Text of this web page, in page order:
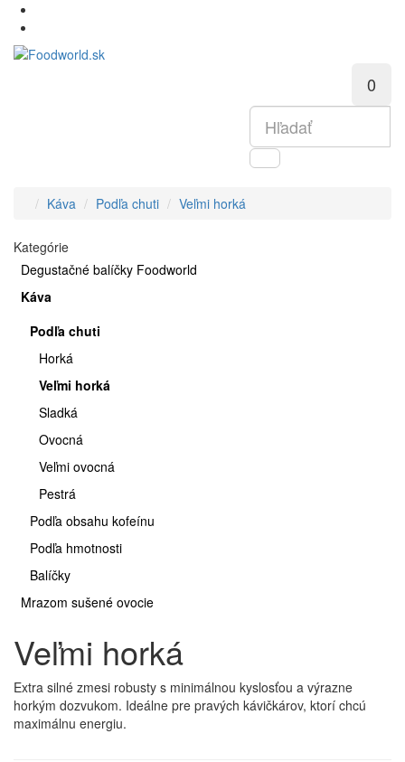
0
Káva Podľa chuti Veľmi horká
Kategórie
Degustačné balíčky Foodworld
Káva
Podľa chuti
Horká
Veľmi horká
Sladká
Ovocná
Veľmi ovocná
Pestrá
Podľa obsahu kofeínu
Podľa hmotnosti
Balíčky
Mrazom sušené ovocie
Veľmi horká
Extra silné zmesi robusty s minimálnou kyslosťou a výrazne
horkým dozvukom. Ideálne pre pravých kávičkárov, ktorí chcú
maximálnu energiu.